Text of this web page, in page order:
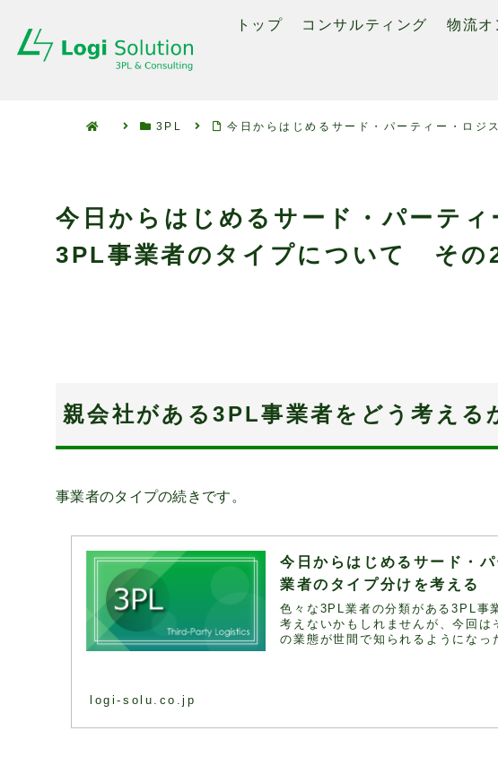
トップ コンサルティング 物流オ
3PL 今日からはじめるサード・パーティー・ロ
今日からはじめるサード・パーテ
3PL事業者のタイプについて その
親会社がある3PL事業者をどう考える
事業者のタイプの続きです。
今日からはじめるサード・
業者のタイプ分けを考える
色々な3PL業者の分類がある3PL事
考えないかもしれませんが、今回
の業態が世間で知られるようにな
logi-solu.co.jp